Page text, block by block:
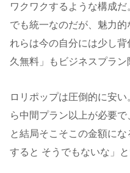
ワクワクするような構成
でも統一なのだが、魅力
れらは今の自分には少し
久無料」もビジネスプラン
ロリポップは圧倒的に安
ら中間プラン以上が必要
と結局そこそこの金額に
すると そうでもないな」